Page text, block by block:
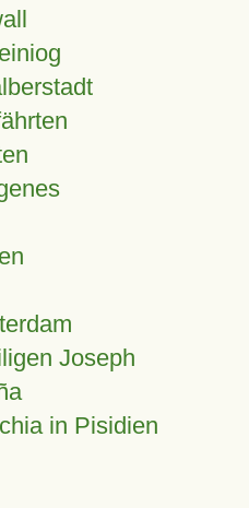
Joseph
in Pisidien